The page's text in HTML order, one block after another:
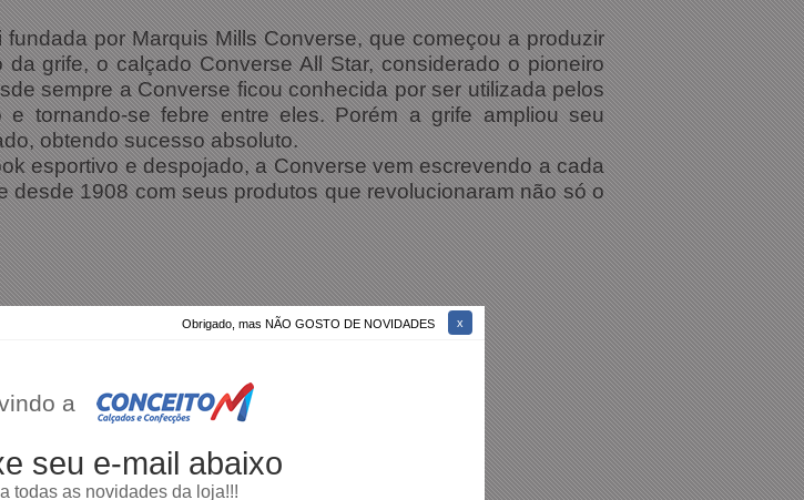
Obrigado, mas NÃO GOSTO DE NOVIDADES
a
seu e-mail abaixo
todas as novidades da loja!!!
por Marquis Mills Converse, que começou a produzir
grife, o calçado Converse All Star, considerado o pioneiro
sempre a Converse ficou conhecida por ser utilizada pelos
tornando-se febre entre eles. Porém a grife ampliou seu
obtendo sucesso absoluto.
esportivo e despojado, a Converse vem escrevendo a cada
1908 com seus produtos que revolucionaram não só o